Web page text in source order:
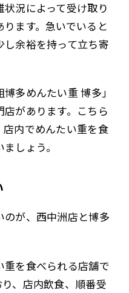
況によって受け取り
ます。急いでいると
余裕を持って立ち寄
多めんたい重 博多」
があります。こちら
内でめんたい重を食
しょう。
が、西中洲店と博多
を食べられる店舗で
、店内飲食、順番受